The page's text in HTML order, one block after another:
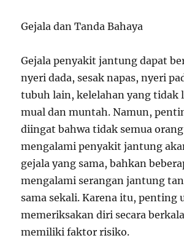
Gejala dan Tanda Bahaya
Gejala penyakit jantung dapat
nyeri dada, sesak napas, nyeri
tubuh lain, kelelahan yang tidak
mual dan muntah. Namun,
diingat bahwa tidak semua
mengalami penyakit jantung
gejala yang sama, bahkan
mengalami serangan jantung
sama sekali. Karena itu, penting
memeriksakan diri secara
memiliki faktor risiko.